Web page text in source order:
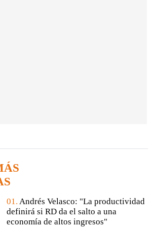
01. Andrés Velasco: "La productividad
definirá si RD da el salto a una
economía de altos ingresos"